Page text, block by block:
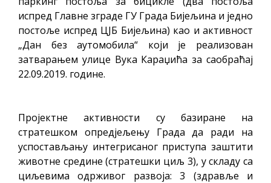
испред Главне зграде ГУ Града Бијељина и једно
постоље испред ЦЈБ Бијељина) као и активност
„Дан без аутомобила“ који је реализован
затварањем улице Вука Караџића за саобраћај
22.09.2019. године.
Пројектне активности су базиране на
стратешком опредјељењу Града да ради на
успостављању интегрисаног приступа заштити
животне средине (стратешки циљ 3), у складу са
циљевима одрживог развоја: 3 (здравље и